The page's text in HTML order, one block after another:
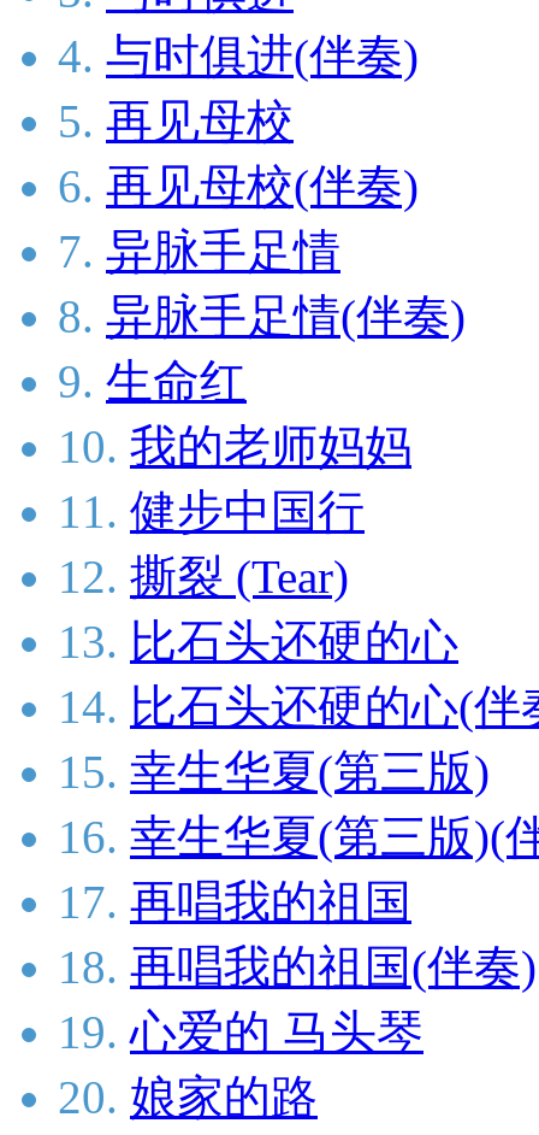
4. 与时俱进(伴奏)
5. 再见母校
6. 再见母校(伴奏)
7. 异脉手足情
8. 异脉手足情(伴奏)
9. 生命红
10. 我的老师妈妈
11. 健步中国行
12. 撕裂 (Tear)
13. 比石头还硬的心
14. 比石头还硬的心(伴
15. 幸生华夏(第三版)
16. 幸生华夏(第三版)(
17. 再唱我的祖国
18. 再唱我的祖国(伴奏)
19. 心爱的 马头琴
20. 娘家的路